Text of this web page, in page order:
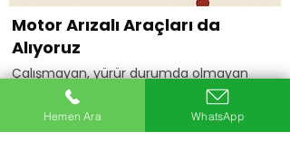
Motor Arızalı Araçları da
Alıyoruz
Çalışmayan, yürür durumda olmayan
veya motoru arızalı araçlarınızı da
değerlendiriyoruz.
Hemen Ara
Hemen Ara WhatsApp